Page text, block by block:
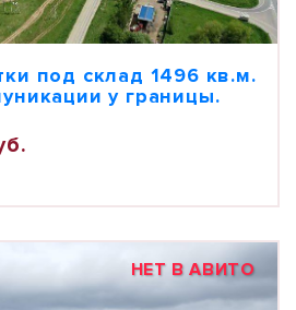
под склад 1496 кв.м.
у границы.
НЕТ В АВИТО